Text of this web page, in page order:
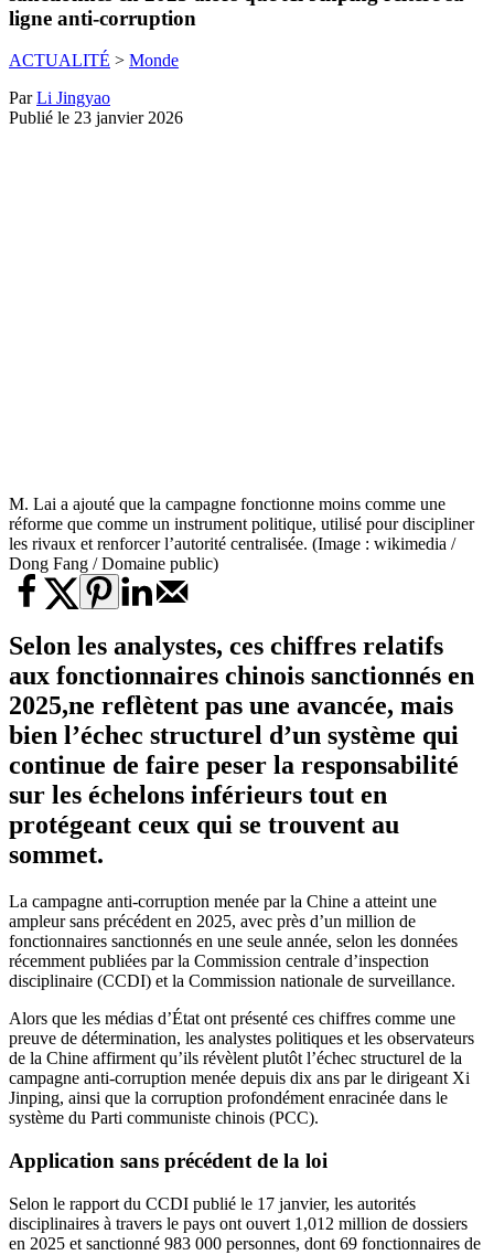
ligne anti-corruption
ACTUALITÉ > Monde
ParLi Jingyao
Publié le 23 janvier 2026
M. Lai a ajouté que la campagne fonctionne moins comme une
réforme que comme un instrument politique, utilisé pour discipliner
les rivaux et renforcer l’autorité centralisée. (Image : wikimedia /
Dong Fang / Domaine public)
Selon les analystes, ces chiffres relatifs
aux fonctionnaires chinois sanctionnés en
2025,ne reflètent pas une avancée, mais
bien l’échec structurel d’un système qui
continue de faire peser la responsabilité
sur les échelons inférieurs tout en
protégeant ceux qui se trouvent au
sommet.
La campagne anti-corruption menée par la Chine a atteint une
ampleur sans précédent en 2025, avec près d’un million de
fonctionnaires sanctionnés en une seule année, selon les données
récemment publiées par la Commission centrale d’inspection
disciplinaire (CCDI) et la Commission nationale de surveillance.
Alors que les médias d’État ont présenté ces chiffres comme une
preuve de détermination, les analystes politiques et les observateurs
de la Chine affirment qu’ils révèlent plutôt l’échec structurel de la
campagne anti-corruption menée depuis dix ans par le dirigeant Xi
Jinping, ainsi que la corruption profondément enracinée dans le
système du Parti communiste chinois (PCC).
Application sans précédent de la loi
Selon le rapport du CCDI publié le 17 janvier, les autorités
disciplinaires à travers le pays ont ouvert 1,012 million de dossiers
en 2025 et sanctionné 983 000 personnes, dont 69 fonctionnaires de